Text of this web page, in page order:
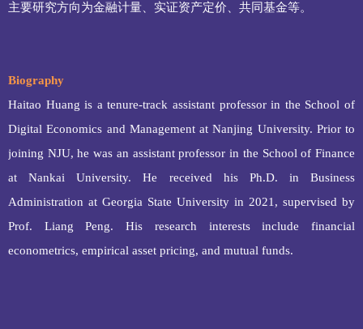
主要研究方向为金融计量、实证资产定价、共同基金等。
Biography
Haitao Huang is a tenure-track assistant professor in the School of
Digital Economics and Management at Nanjing University. Prior to
joining NJU, he was an assistant professor in the School of Finance
at Nankai University. He received his Ph.D. in Business
Administration at Georgia State University in 2021, supervised by
Prof. Liang Peng. His research interests include financial
econometrics, empirical asset pricing, and mutual funds.